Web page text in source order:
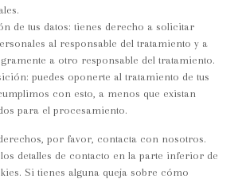
de tus datos: tienes derecho a solicitar
al responsable del tratamiento y a
a otro responsable del tratamiento.
puedes oponerte al tratamiento de tus
con esto, a menos que existan
para el procesamiento.
por favor, contacta con nosotros.
detalles de contacto en la parte inferior de
Si tienes alguna queja sobre cómo